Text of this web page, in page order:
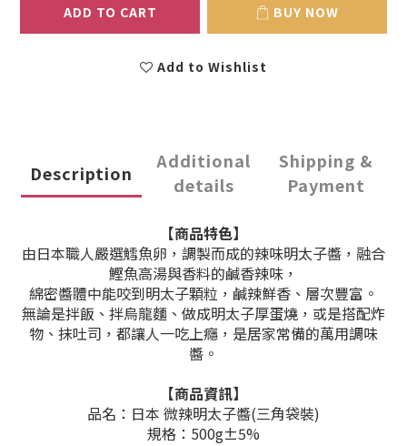
ADD TO CART BUY NOW
Add to Wishlist
Description
Additional
details
Shipping &
Payment
【商品特色】
由日本職人嚴選鱈魚卵，調製而成的辣味明太子醬，融合
鰹魚高湯與香料的鹹香辣味，
綿密醬體中能咬到明太子顆粒，鹹辣鮮香、層次豐富。
無論是拌飯、拌烏龍麵、做成明太子厚蛋燒，或是搭配炸
物、抹吐司，都讓人一吃上癮，是居家常備的萬用調味
醬。
【商品資訊】
品名：日本 微辣明太子醬(三角袋裝)
規格：500g±5%